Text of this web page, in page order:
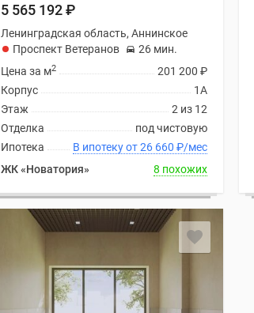
5 565 192₽
Ленинградская область, Аннинское
Проспект Ветеранов
26 мин.
201 200 ₽
Цена за м2
1А
Корпус
2 из 12
Этаж
под чистовую
Отделка
В ипотеку от 26 660 ₽/мес
Ипотека
ЖК «Новатория»
8 похожих